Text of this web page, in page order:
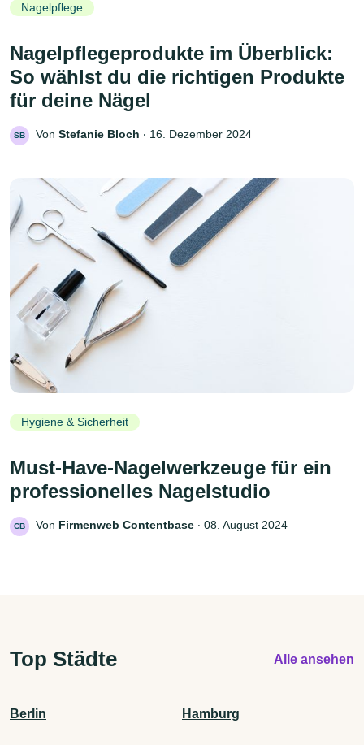
Nagelpflege
Nagelpflegeprodukte im Überblick:
So wählst du die richtigen Produkte
für deine Nägel
SB Von Stefanie Bloch ‧ 16. Dezember 2024
Hygiene & Sicherheit
Must-Have-Nagelwerkzeuge für ein
professionelles Nagelstudio
CB Von Firmenweb Contentbase ‧ 08. August 2024
Top Städte Alle ansehen
Berlin Hamburg